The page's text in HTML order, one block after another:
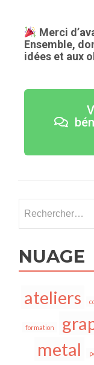
Merci
Ensemble,
idées et aux
NUAGE
ateliers
formation
metal